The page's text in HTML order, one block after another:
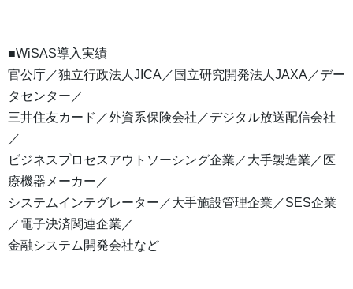
■WiSAS導入実績
官公庁／独立行政法人JICA／国立研究開発法人JAXA／デー
タセンター／
三井住友カード／外資系保険会社／デジタル放送配信会社
／
ビジネスプロセスアウトソーシング企業／大手製造業／医
療機器メーカー／
システムインテグレーター／大手施設管理企業／SES企業
／電子決済関連企業／
金融システム開発会社など